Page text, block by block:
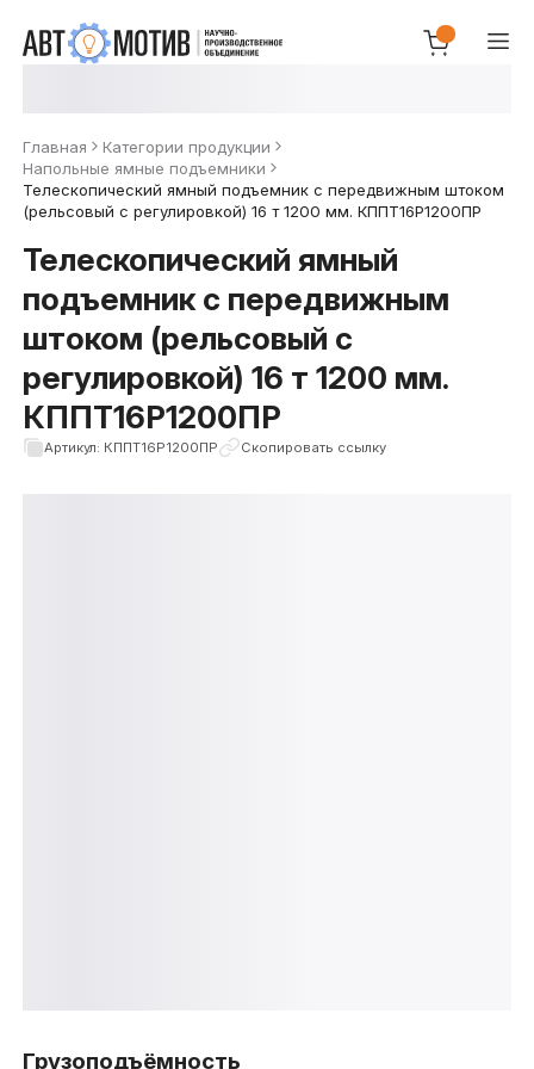
Главная
Категории продукции
Напольные ямные подъемники
Телескопический ямный подъемник с передвижным штоком
(рельсовый с регулировкой) 16 т 1200 мм. КППТ16Р1200ПР
Телескопический ямный
подъемник с передвижным
штоком (рельсовый с
регулировкой) 16 т 1200 мм.
КППТ16Р1200ПР
Артикул: КППТ16Р1200ПР Скопировать ссылку
Грузоподъёмность